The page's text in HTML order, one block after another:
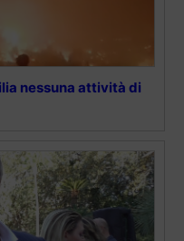
nessuna attività di